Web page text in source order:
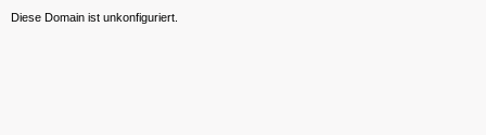
Diese Domain ist unkonfiguriert.